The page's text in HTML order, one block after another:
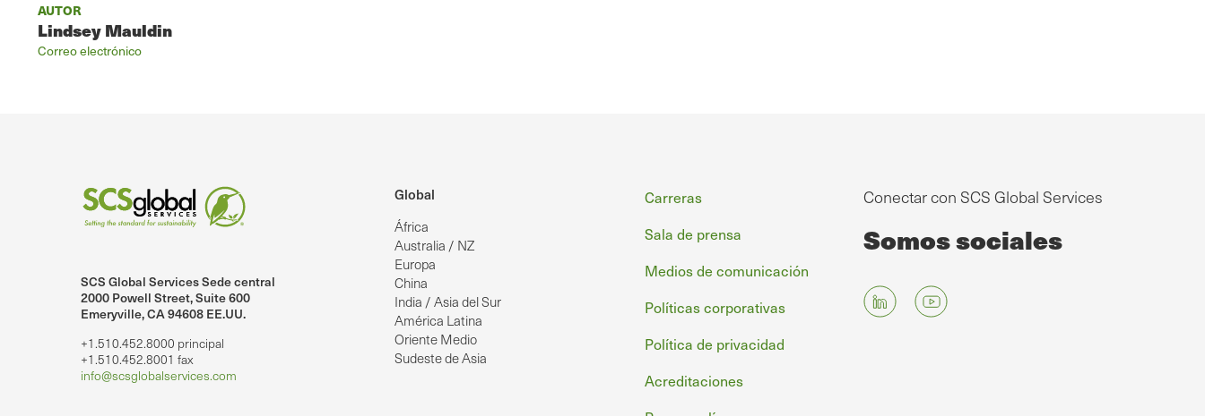
AUTOR
Lindsey Mauldin
Correo electrónico
SCS Global Services Sede central
2000 Powell Street, Suite 600
Emeryville, CA 94608 EE.UU.
+1.510.452.8000 principal
+1.510.452.8001 fax
info@scsglobalservices.com
Global
África
Australia / NZ
Europa
China
India / Asia del Sur
América Latina
Oriente Medio
Sudeste de Asia
Pie
de
página
Carreras
Sala de prensa
Medios de comunicación
Políticas corporativas
Política de privacidad
Acreditaciones
Conectar con SCS Global Services
Somos sociales
en LinkedIn.
SCS Global Services en YouTube